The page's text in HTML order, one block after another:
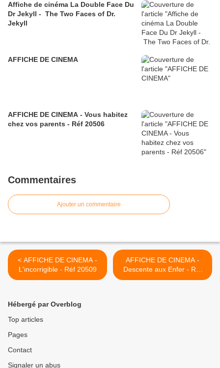
Affiche de cinéma La Double Face Du
Dr Jekyll - The Two Faces of Dr.
Jekyll
AFFICHE DE CINEMA
AFFICHE DE CINEMA - Vous habitez
chez vos parents - Réf 20506
Commentaires
Ajouter un commentaire
< AFFICHE DE CINEMA -
L'incorrigible - Réf 20509
AFFICHE DE CINEMA -
Descente aux Enfer - Réf
20574 >
Hébergé par Overblog
Top articles
Pages
Contact
Signaler un abus